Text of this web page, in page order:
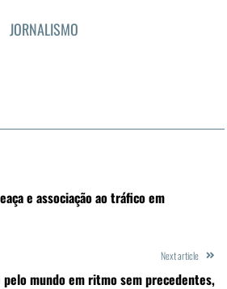
JORNALISMO
e associação ao tráfico em
Next article
pelo mundo em ritmo sem precedentes,